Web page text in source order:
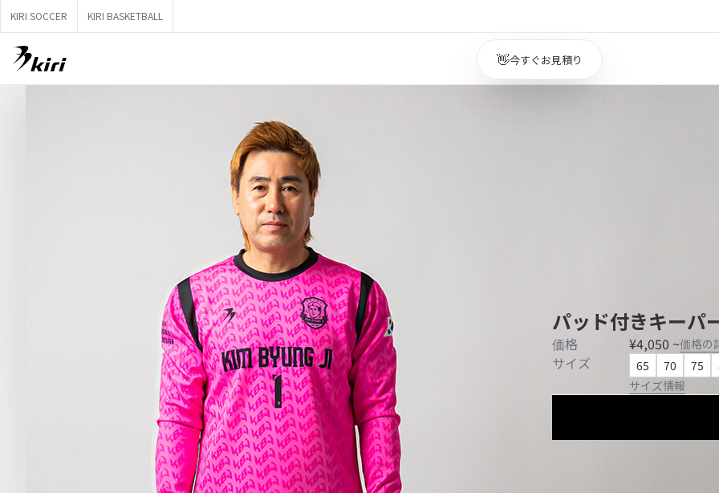
KIRI SOCCER KIRI BASKETBALL
👋今すぐお見積り
パッド付きキーパ
価格 ¥4,050 ~価格の
サイズ 65 70 75
サイズ情報